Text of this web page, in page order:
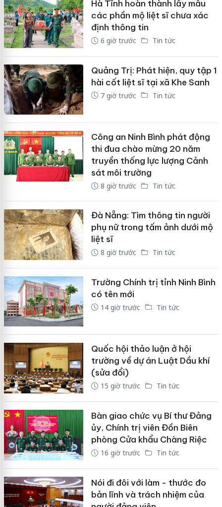
Hà Tĩnh hoàn thành lấy mẫu
các phần mộ liệt sĩ chưa xác
định thông tin
6 giờ trước Tin tức
Quảng Trị: Phát hiện, quy tập 1
hài cốt liệt sĩ tại xã Khe Sanh
7 giờ trước Tin tức
Công an Ninh Bình phát động
thi đua chào mừng 20 năm
truyền thống lực lượng Cảnh
sát môi trường
8 giờ trước Tin tức
Đà Nẵng: Tìm thông tin người
phụ nữ trong tấm ảnh dưới mộ
liệt sĩ
8 giờ trước Tin tức
Trường Chính trị tỉnh Ninh Bình
có tên mới
14 giờ trước Tin tức
Quốc hội thảo luận ở hội
trường về dự án Luật Dầu khí
(sửa đổi)
15 giờ trước Tin tức
Bàn giao chức vụ Bí thư Đảng
ủy, Chính trị viên Đồn Biên
phòng Cửa khẩu Chàng Riệc
16 giờ trước Tin tức
Nói đi đôi với làm - thước đo
bản lĩnh và trách nhiệm của